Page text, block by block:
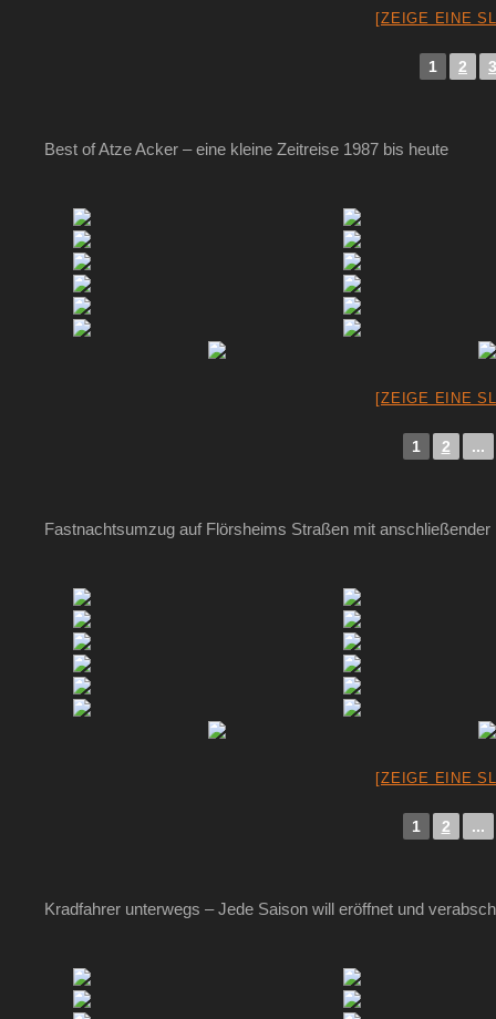
[ZEIGE EINE
1 2 3
Best of Atze Acker – eine kleine Zeitreise 1987 bis heute
[ZEIGE EINE
1 2 ...
Fastnachtsumzug auf Flörsheims Straßen mit
[ZEIGE EINE
1 2 ...
Kradfahrer unterwegs – Jede Saison will eröffnet und